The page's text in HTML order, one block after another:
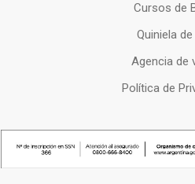
Cursos de
Quiniela
Agencia de
Política de